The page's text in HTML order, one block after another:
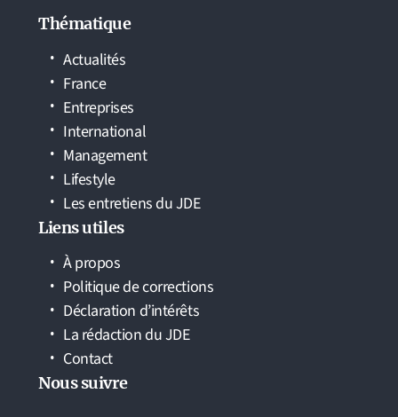
Thématique
Actualités
France
Entreprises
International
Management
Lifestyle
Les entretiens du JDE
Liens utiles
À propos
Politique de corrections
Déclaration d’intérêts
La rédaction du JDE
Contact
Nous suivre